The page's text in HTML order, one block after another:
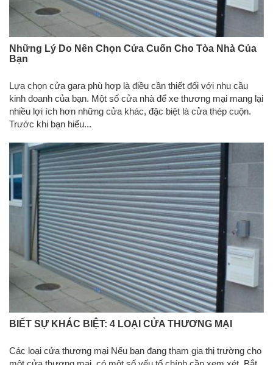
Những Lý Do Nên Chọn Cửa Cuốn Cho Tòa Nhà Của
Bạn
Lựa chọn cửa gara phù hợp là điều cần thiết đối với nhu cầu
kinh doanh của bạn. Một số cửa nhà để xe thương mại mang lại
nhiều lợi ích hơn những cửa khác, đặc biệt là cửa thép cuộn.
Trước khi bạn hiểu...
BIẾT SỰ KHÁC BIỆT: 4 LOẠI CỬA THƯƠNG MẠI
Các loại cửa thương mại Nếu bạn đang tham gia thị trường cho